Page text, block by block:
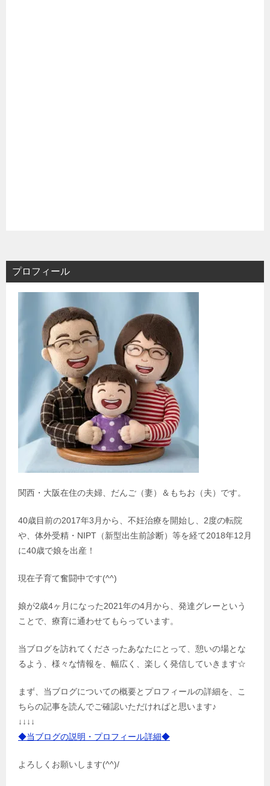
プロフィール
関西・大阪在住の夫婦、だんご（妻）＆もちお（夫）です。
40歳目前の2017年3月から、不妊治療を開始し、2度の転院
や、体外受精・NIPT（新型出生前診断）等を経て2018年12月
に40歳で娘を出産！
現在子育て奮闘中です(^^)
娘が2歳4ヶ月になった2021年の4月から、発達グレーという
ことで、療育に通わせてもらっています。
当ブログを訪れてくださったあなたにとって、憩いの場とな
るよう、様々な情報を、幅広く、楽しく発信していきます☆
まず、当ブログについての概要とプロフィールの詳細を、こ
ちらの記事を読んでご確認いただければと思います♪
↓↓↓↓
◆当ブログの説明・プロフィール詳細◆
よろしくお願いします(^^)/